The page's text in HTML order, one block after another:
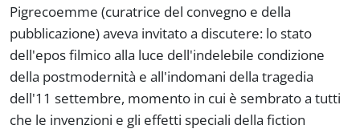
Pigrecoemme (curatrice del convegno e della
pubblicazione) aveva invitato a discutere: lo stato
dell'epos filmico alla luce dell'indelebile condizione
della postmodernità e all'indomani della tragedia
dell'11 settembre, momento in cui è sembrato a tutti
che le invenzioni e gli effetti speciali della fiction